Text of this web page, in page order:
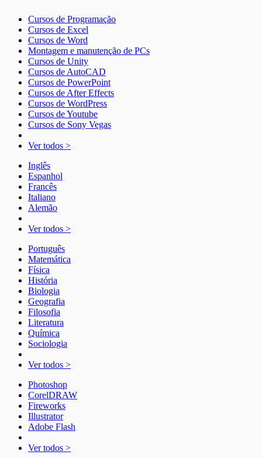
Cursos de Programação
Cursos de Excel
Cursos de Word
Montagem e manutenção de PCs
Cursos de Unity
Cursos de AutoCAD
Cursos de PowerPoint
Cursos de After Effects
Cursos de WordPress
Cursos de Youtube
Cursos de Sony Vegas
Ver todos >
Inglês
Espanhol
Francês
Italiano
Alemão
Ver todos >
Português
Matemática
Física
História
Biologia
Geografia
Filosofia
Literatura
Química
Sociologia
Ver todos >
Photoshop
CorelDRAW
Fireworks
Illustrator
Adobe Flash
Ver todos >